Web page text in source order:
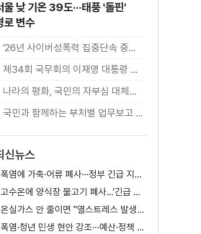
울 낮 기온 39도···태풍 '돌핀'
로 변수
'26년 사이버성폭력 집중단속 중간성과 발표···향후 추진계획은?
제34회 국무회의 이재명 대통령 모두발언
나라의 평화, 국민의 자부심 대체불가 대한민국 이재명 대통령 모두말씀
국민과 함께하는 부처별 업무보고 재개
신뉴스
폭염에 가축·어류 폐사···정부 긴급 지원책 마련
고수온에 양식장 물고기 폐사...'긴급 방류' 지원
온실가스 안 줄이면 "열스트레스 발생일 29배 증가"
폭염·청년 민생 현안 강조···예산·정책 방향 제시